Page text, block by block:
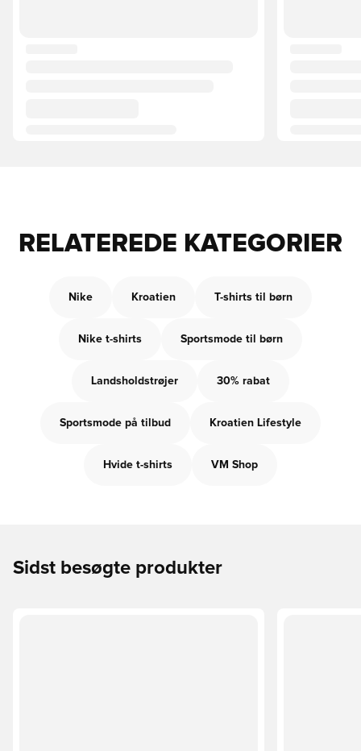
RELATEREDE KATEGORIER
Nike Kroatien T-shirts til børn
Nike t-shirts Sportsmode til børn
Landsholdstrøjer 30% rabat
Sportsmode på tilbud Kroatien Lifestyle
Hvide t-shirts VM Shop
Sidst besøgte produkter